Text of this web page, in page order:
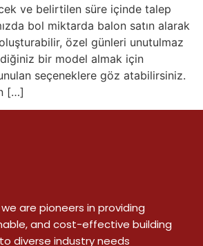
ve belirtilen süre içinde talep
bol miktarda balon satın alarak
özel günleri unutulmaz
bir model almak için
seçeneklere göz atabilirsiniz.
[…]
are pioneers in providing
and cost-effective building
diverse industry needs